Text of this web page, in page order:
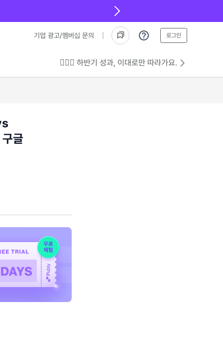
기업 광고/멤버십 문의 로그인
💁🏻‍♂️ 하반기 성과, 이대로만 따라가요.
글